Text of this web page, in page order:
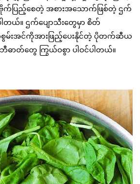
ပြည့်စေတဲ့ အစားအသောက်ဖြစ်တဲ့ ဌက်
ါတယ်။ ဌက်ပျောသီးတွေမှာ စိတ်
ာစွမ်းအင်ကိုအားဖြည့်ပေးနိုင်တဲ့ ပိုတက်ဆီယ
ဓာတ်တွေ ကြွယ်ဝစွာ ပါဝင်ပါတယ်။